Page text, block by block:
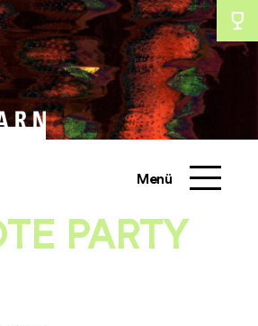
schliessen
schliessen
Menü
PARTY